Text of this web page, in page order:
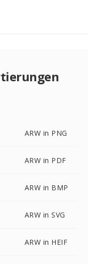
ARW in PNG
ARW in PDF
ARW in BMP
ARW in SVG
ARW in HEIF